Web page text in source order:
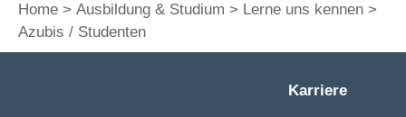
Home Ausbildung & Studium
Lerne uns kennen
Azubis / Studenten
Karriere